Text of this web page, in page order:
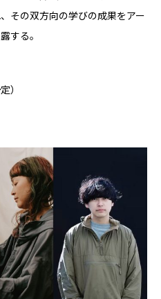
その双⽅向の学びの成果をアー
する。
）